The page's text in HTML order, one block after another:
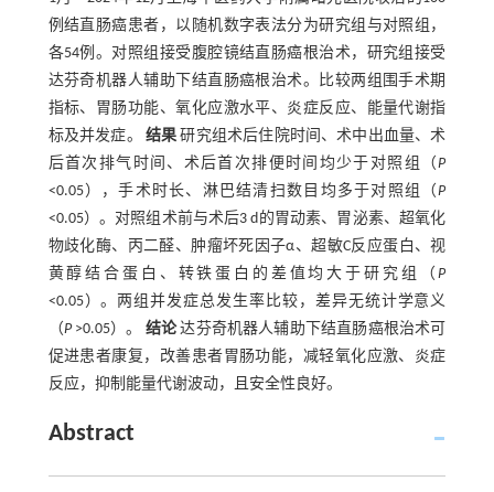
例结直肠癌患者，以随机数字表法分为研究组与对照组，
各54例。对照组接受腹腔镜结直肠癌根治术，研究组接受
达芬奇机器人辅助下结直肠癌根治术。比较两组围手术期
指标、胃肠功能、氧化应激水平、炎症反应、能量代谢指
标及并发症。 结果 研究组术后住院时间、术中出血量、术
后首次排气时间、术后首次排便时间均少于对照组（P
<0.05），手术时长、淋巴结清扫数目均多于对照组（P
<0.05）。对照组术前与术后3 d的胃动素、胃泌素、超氧化
物歧化酶、丙二醛、肿瘤坏死因子α、超敏C反应蛋白、视
黄醇结合蛋白、转铁蛋白的差值均大于研究组（P
<0.05）。两组并发症总发生率比较，差异无统计学意义
（P>0.05）。 结论达芬奇机器人辅助下结直肠癌根治术可
促进患者康复，改善患者胃肠功能，减轻氧化应激、炎症
反应，抑制能量代谢波动，且安全性良好。
Abstract